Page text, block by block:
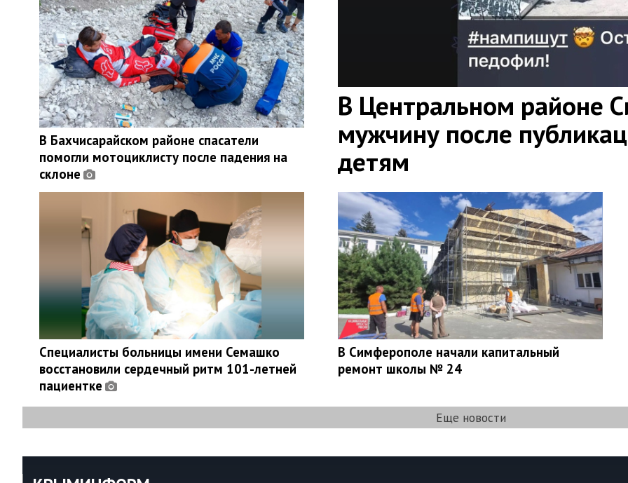
В Центральном районе
мужчину после
детям
В Бахчисарайском районе спасатели
помогли мотоциклисту после падения на
склоне
Специалисты больницы имени Семашко
восстановили сердечный ритм 101-летней
пациентке
В Симферополе начали капитальный
ремонт школы № 24
Еще новости